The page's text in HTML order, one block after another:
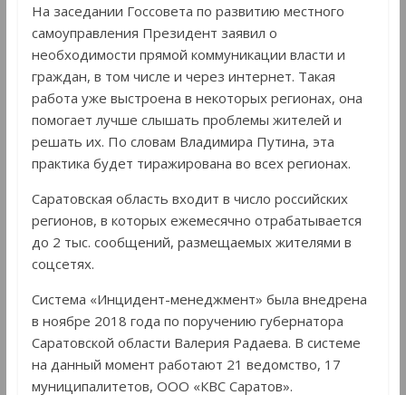
На заседании Госсовета по развитию местного
самоуправления Президент заявил о
необходимости прямой коммуникации власти и
граждан, в том числе и через интернет. Такая
работа уже выстроена в некоторых регионах, она
помогает лучше слышать проблемы жителей и
решать их. По словам Владимира Путина, эта
практика будет тиражирована во всех регионах.
Саратовская область входит в число российских
регионов, в которых ежемесячно отрабатывается
до 2 тыс. сообщений, размещаемых жителями в
соцсетях.
Система «Инцидент-менеджмент» была внедрена
в ноябре 2018 года по поручению губернатора
Саратовской области Валерия Радаева. В системе
на данный момент работают 21 ведомство, 17
муниципалитетов, ООО «КВС Саратов».